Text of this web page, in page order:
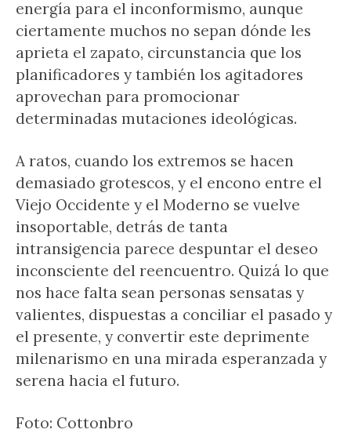
energía para el inconformismo, aunque
ciertamente muchos no sepan dónde les
aprieta el zapato, circunstancia que los
planificadores y también los agitadores
aprovechan para promocionar
determinadas mutaciones ideológicas.
A ratos, cuando los extremos se hacen
demasiado grotescos, y el encono entre el
Viejo Occidente y el Moderno se vuelve
insoportable, detrás de tanta
intransigencia parece despuntar el deseo
inconsciente del reencuentro. Quizá lo que
nos hace falta sean personas sensatas y
valientes, dispuestas a conciliar el pasado y
el presente, y convertir este deprimente
milenarismo en una mirada esperanzada y
serena hacia el futuro.
Foto: Cottonbro